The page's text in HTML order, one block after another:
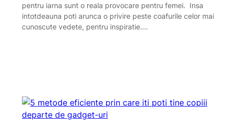
pentru iarna sunt o reala provocare pentru femei. Insa
intotdeauna poti arunca o privire peste coafurile celor mai
cunoscute vedete, pentru inspiratie.…